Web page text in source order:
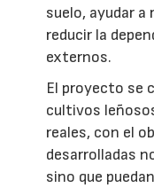
suelo, ayudar a
reducir la
externos.
El proyecto se
cultivos
reales, con el
desarrolladas
sino que